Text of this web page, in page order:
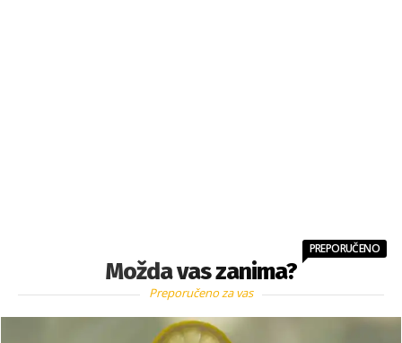
Možda vas zanima?
PREPORUČENO
Preporučeno za vas